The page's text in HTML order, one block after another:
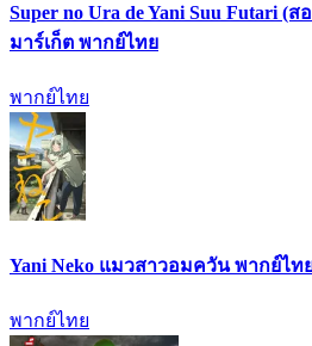
Super no Ura de Yani Suu Futari (
มาร์เก็ต พากย์ไทย
พากย์ไทย
Yani Neko แมวสาวอมควัน พากย์ไท
พากย์ไทย